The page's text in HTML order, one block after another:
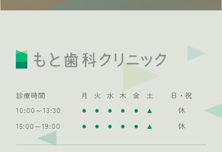
診療時間 月 火 水 木 金 土
日・祝
10:00～13:30
● ● ● ● ● ▲
休
15:00～19:00
● ● ● ● ● ▲ 休